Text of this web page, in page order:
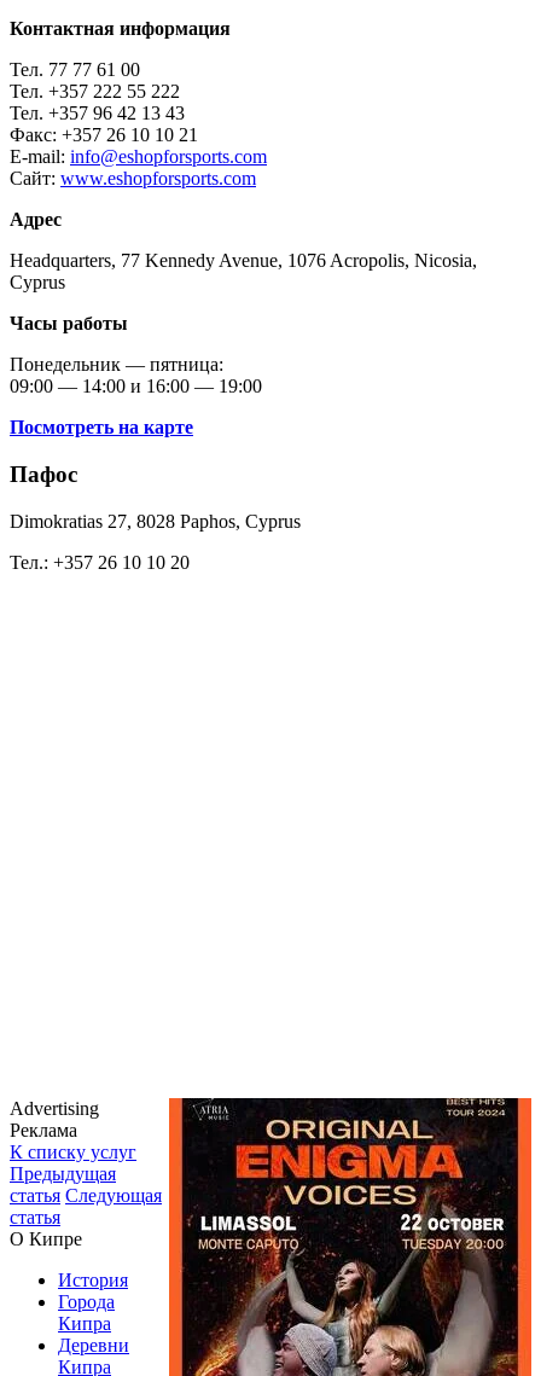
Контактная информация
Тел. 77 77 61 00
Тел. +357 222 55 222
Тел. +357 96 42 13 43
Факс: +357 26 10 10 21
E-mail: info@eshopforsports.com
Сайт: www.eshopforsports.com
Адрес
Headquarters, 77 Kennedy Avenue, 1076 Acropolis, Nicosia,
Cyprus
Часы работы
Понедельник — пятница:
09:00 — 14:00 и 16:00 — 19:00
Посмотреть на карте
Пафос
Dimokratias 27, 8028 Paphos, Cyprus
Тел.: +357 26 10 10 20
Advertising
Реклама
К списку услуг
Предыдущая
статья Следующая
статья
О Кипре
История
Города
Кипра
Деревни
Кипра